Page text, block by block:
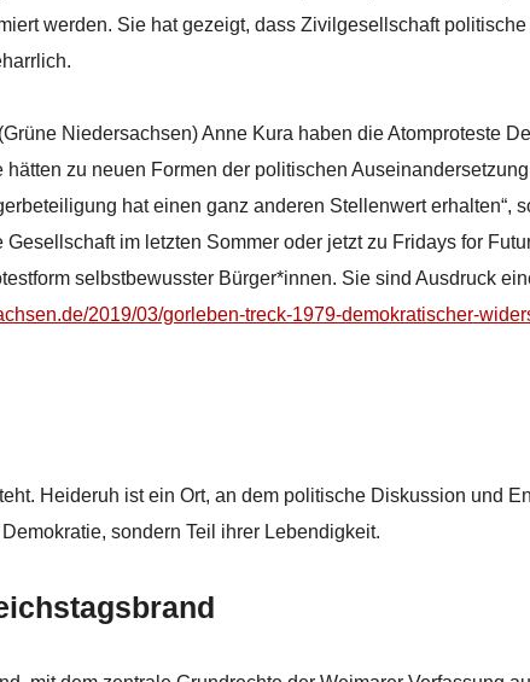
werden. Sie hat gezeigt, dass Zivilgesellschaft
Niedersachsen) Anne Kura haben die Atomproteste
zu neuen Formen der politischen
hat einen ganz anderen Stellenwert erhalten“,
im letzten Sommer oder jetzt zu Fridays for
selbstbewusster Bürger*innen. Sie sind Ausdruck
2019/03/gorleben-treck-1979-demokratischer-
Heideruh ist ein Ort, an dem politische Diskussion und
sondern Teil ihrer Lebendigkeit.